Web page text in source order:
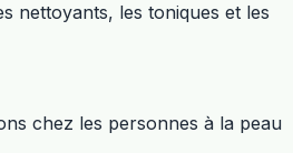
nettoyants, les toniques et les
chez les personnes à la peau